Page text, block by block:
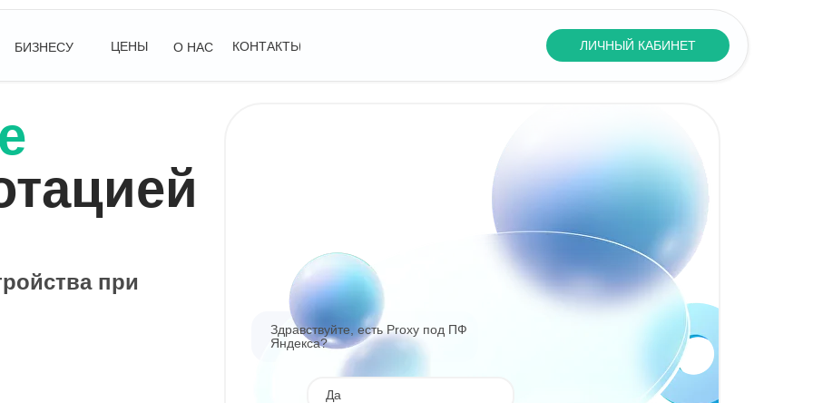
ЛИЧНЫЙ КАБИНЕТ
БИЗНЕСУ ЦЕНЫ О НАС КОНТАКТЫ
Здравствуйте, есть Proxy под ПФ
Яндекса?
Да
при